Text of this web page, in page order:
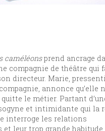
caméléonsprend ancrage
compagnie de théâtre qui
directeur. Marie,
annonce qu’elle
quitte le métier. Partant
et intimidante qui la
interroge les relations
et leur trop grande habitude